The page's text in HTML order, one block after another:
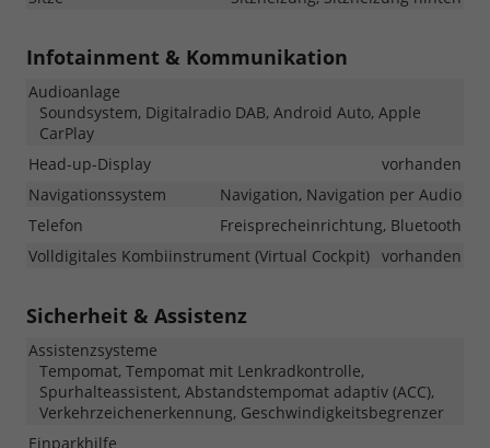
Infotainment & Kommunikation
Audioanlage
Soundsystem, Digitalradio DAB, Android Auto, Apple
CarPlay
Head-up-Display
vorhanden
Navigationssystem
Navigation, Navigation per Audio
Telefon
Freisprecheinrichtung, Bluetooth
Volldigitales Kombiinstrument (Virtual Cockpit) vorhanden
Sicherheit & Assistenz
Assistenzsysteme
Tempomat, Tempomat mit Lenkradkontrolle,
Spurhalteassistent, Abstandstempomat adaptiv (ACC),
Verkehrzeichenerkennung, Geschwindigkeitsbegrenzer
Einparkhilfe